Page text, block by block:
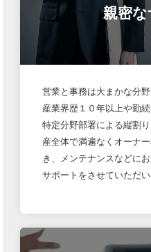
親密な
営業と事務は大まかな分
産業界歴１０年以上や勤
特定分野部署による縦割
産全体で満遍なくオーナ
き、メンテナンスなどに
サポートをさせていただい